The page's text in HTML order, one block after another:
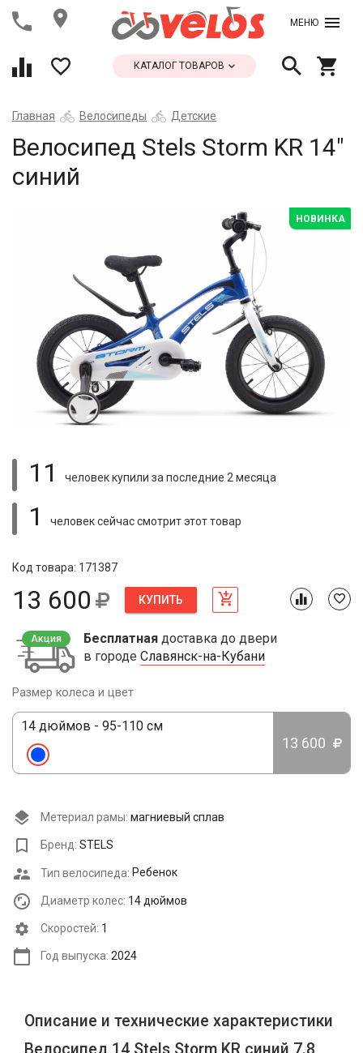
МЕНЮ
КАТАЛОГ ТОВАРОВ
Главная Велосипеды Детские
Велосипед Stels Storm KR 14"
синий
НОВИНКА
11 человек купили за последние 2 месяца
1 человек сейчас смотритэтот товар
Код товара: 171387
13 600 КУПИТЬ
Акция Бесплатная доставка до двери
в городе Славянск-на-Кубани
Размер колеса и цвет
14 дюймов - 95-110 см
13 600
Метериал рамы: магниевый сплав
Бренд: STELS
Тип велосипеда: Ребенок
Диаметр колес: 14 дюймов
Cкоростей: 1
Год выпуска: 2024
Описание и технические характеристики